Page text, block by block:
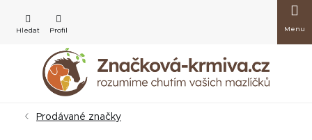
obsah
košík
Prodávané značky